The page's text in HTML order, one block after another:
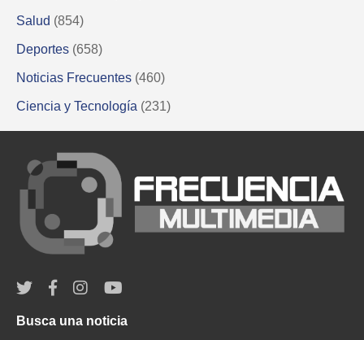
Salud (854)
Deportes (658)
Noticias Frecuentes (460)
Ciencia y Tecnología (231)
Busca una noticia